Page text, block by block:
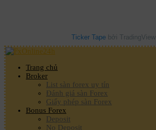
Ticker Tape bởi TradingView
Trang chủ
Broker
List sàn forex uy tín
Đánh giá sàn Forex
Giấy phép sàn Forex
Bonus Forex
Deposit
No Deposit